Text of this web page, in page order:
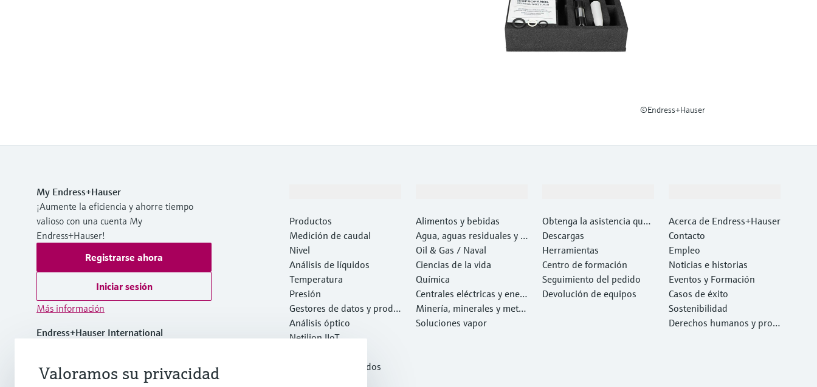
©Endress+Hauser
My Endress+Hauser
¡Aumente la eficiencia y ahorre tiempo
valioso con una cuenta My
Endress+Hauser!
Registrarse ahora
Iniciar sesión
Más información
Endress+Hauser International
+507 275 58 00
Productos
Medición de caudal
Nivel
Análisis de líquidos
Temperatura
Presión
Gestores de datos y produ
ctos de sistema
Análisis óptico
Netilion IIoT
Productos destacados
Alimentos y bebidas
Agua, aguas residuales y r
esiduos
Oil & Gas / Naval
Ciencias de la vida
Química
Centrales eléctricas y ener
gía
Minería, minerales y metal
es
Soluciones vapor
Obtenga la asistencia que
necesita con rapidez
Descargas
Herramientas
Centro de formación
Seguimiento del pedido
Devolución de equipos
Acerca de Endress+Hauser
Contacto
Empleo
Noticias e historias
Eventos y Formación
Casos de éxito
Sostenibilidad
Derechos humanos y prote
Valoramos su privacidad